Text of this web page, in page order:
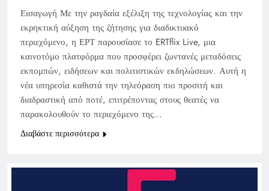
Εισαγωγή Με την ραγδαία εξέλιξη της τεχνολογίας και την
εκρηκτική αύξηση της ζήτησης για διαδικτυακό
περιεχόμενο, η ΕΡΤ παρουσίασε το ERTflix Live, μια
καινοτόμο πλατφόρμα που προσφέρει ζωντανές μεταδόσεις
εκπομπών, ειδήσεων και πολιτιστικών εκδηλώσεων. Αυτή η
νέα υπηρεσία καθιστά την τηλεόραση πιο προσιτή και
διαδραστική από ποτέ, επιτρέποντας στους θεατές να
παρακολουθούν το περιεχόμενο της…
Διαβάστε περισσότερα